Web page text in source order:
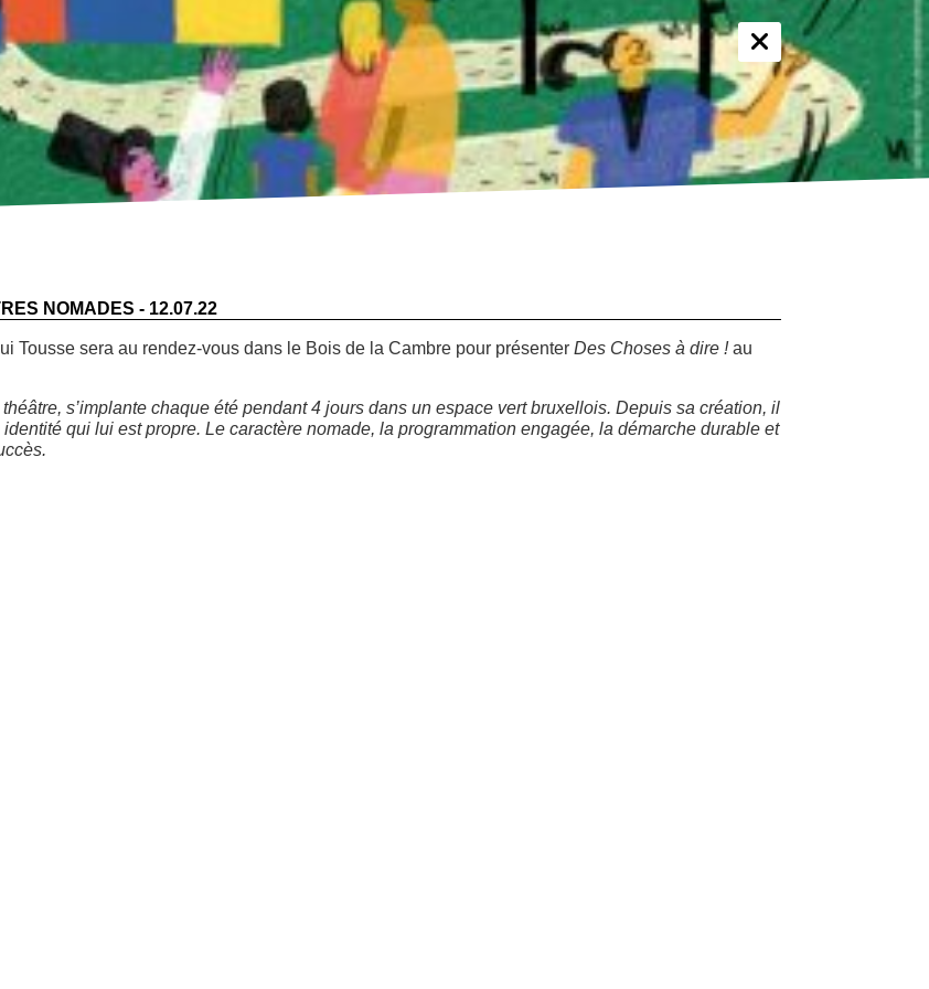
NOMADES - 12.07.22
Tousse sera au rendez-vous dans le Bois de la Cambre pour présenterDes Choses à dire !au
s’implante chaque été pendant 4 jours dans un espace vert bruxellois. Depuis sa création, il
qui lui est propre. Le caractère nomade, la programmation engagée, la démarche durable et